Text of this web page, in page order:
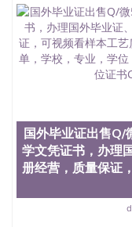
教育部学历学位
文凭、假文凭假
理、仿制学位证
证认证、留服认
回国人员证明、
位认证、留学生
551190476 圣何
University）圣何
University）圣何
University）圣何
University）圣何
University）圣何
University）成绩
国外毕业证出售
学文凭证书，办理
册经营，质量保证